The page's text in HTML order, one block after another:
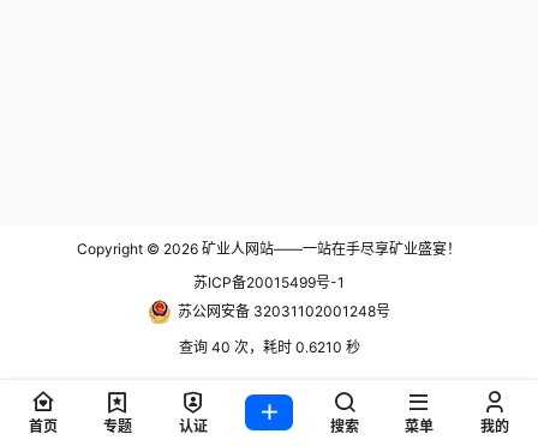
Copyright © 2026 矿业人网站——一站在手尽享矿业盛宴！
苏ICP备20015499号-1
苏公网安备 32031102001248号
查询 40 次，耗时 0.6210 秒
首页 专题 认证 搜索 菜单 我的